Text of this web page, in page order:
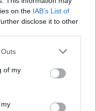
on the IAB’s List of
disclose it to other
of my